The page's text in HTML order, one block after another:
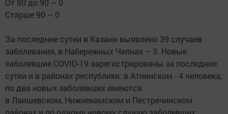
От 80 до 90 – 0
Старше 90 – 0
За последние сутки в Казани выявлено 39 случаев
заболевания, в Набережных Челнах – 3. Новые
заболевшие COVID-19 зарегистрированы за последние
сутки и в районах республики: в Атнинском - 4 человека;
по два новых заболевших имеются
в Лаишевском, Нижнекамском и Пестречинском